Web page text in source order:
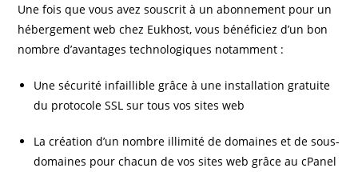
Une fois que vous avez souscrit à un abonnement pour un
hébergement web chez Eukhost, vous bénéficiez d’un bon
nombre d’avantages technologiques notamment :
Une sécurité infaillible grâce à une installation gratuite
du protocole SSL sur tous vos sites web
La création d’un nombre illimité de domaines et de sous-
domaines pour chacun de vos sites web grâce au cPanel